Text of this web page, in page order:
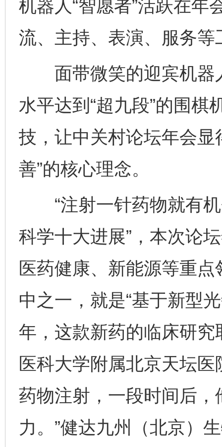
机器人“智愿者”活跃在年
流、主持、表演、服务
面带微笑的迎宾机器
水平达到“超九段”的围
技，让中关村论坛年会显
善”的核心理念。
“注射一针药物就有机
科学十大进展”，本次论
医药健康、新能源等重点
中之一，就是“基于新型
年，这款新药的临床研
医科大学附属北京天坛
药物注射，一段时间后
力。”健达九州（北京）